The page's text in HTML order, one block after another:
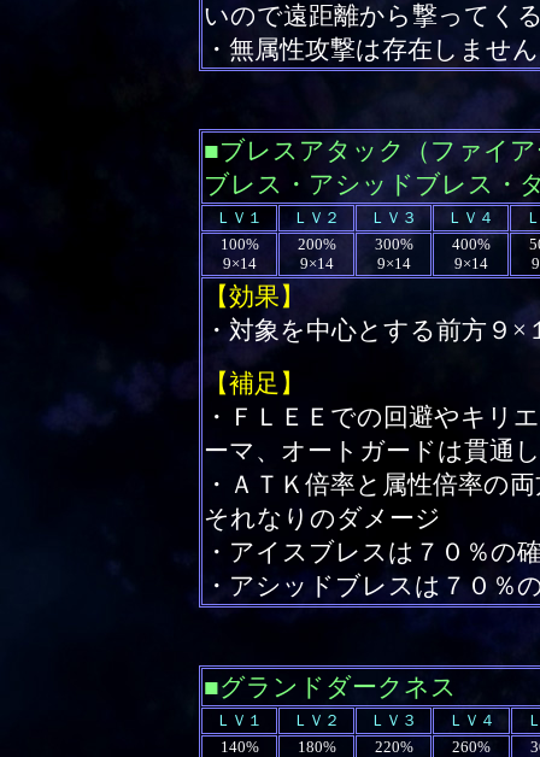
いので遠距離から撃ってく
・無属性攻撃は存在しません
■ブレスアタック（ファイ
ブレス・アシッドブレス・
ＬＶ１ ＬＶ２ ＬＶ３ ＬＶ４
100%
9×14
200%
9×14
300%
9×14
400%
9×14
【効果】
・対象を中心とする前方９
【補足】
・ＦＬＥＥでの回避やキリ
ーマ、オートガードは貫通
・ＡＴＫ倍率と属性倍率の
それなりのダメージ
・アイスブレスは７０％の
・アシッドブレスは７０％
■グランドダークネス
ＬＶ１ ＬＶ２ ＬＶ３ ＬＶ４
140%
180% 220% 260%